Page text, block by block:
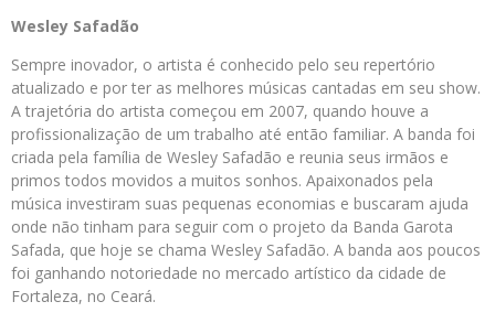
Wesley Safadão
Sempre inovador, o artista é conhecido pelo seu repertório
atualizado e por ter as melhores músicas cantadas em seu show.
A trajetória do artista começou em 2007, quando houve a
profissionalização de um trabalho até então familiar. A banda foi
criada pela família de Wesley Safadão e reunia seus irmãos e
primos todos movidos a muitos sonhos. Apaixonados pela
música investiram suas pequenas economias e buscaram ajuda
onde não tinham para seguir com o projeto da Banda Garota
Safada, que hoje se chama Wesley Safadão. A banda aos poucos
foi ganhando notoriedade no mercado artístico da cidade de
Fortaleza, no Ceará.